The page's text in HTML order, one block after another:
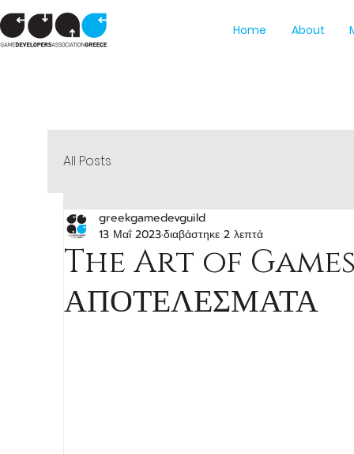
Home About
All Posts
The Art of
ΑΠΟΤΕΛΕΣΜΑΤΑ
greekgamedevguild
13 Μαΐ 2023διαβάστηκε 2 λεπτά